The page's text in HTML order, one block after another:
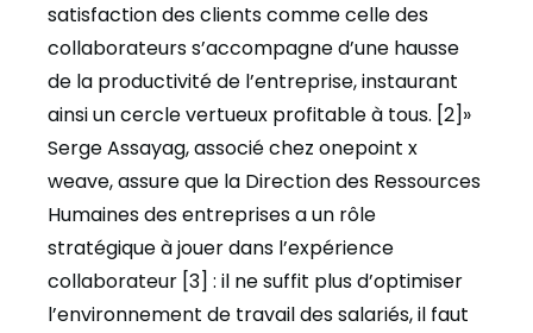
satisfaction des clients comme celle des
collaborateurs s’accompagne d’une hausse
de la productivité de l’entreprise, instaurant
ainsi un cercle vertueux profitable à tous. [2]»
Serge Assayag, associé chez onepoint x
weave, assure que la Direction des Ressources
Humaines des entreprises a un rôle
stratégique à jouer dans l’expérience
collaborateur [3] : il ne suffit plus d’optimiser
l’environnement de travail des salariés, il faut